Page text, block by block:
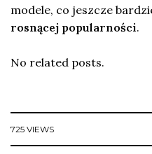
modele, co jeszcze
rosnącej popularności.
No related posts.
725 VIEWS